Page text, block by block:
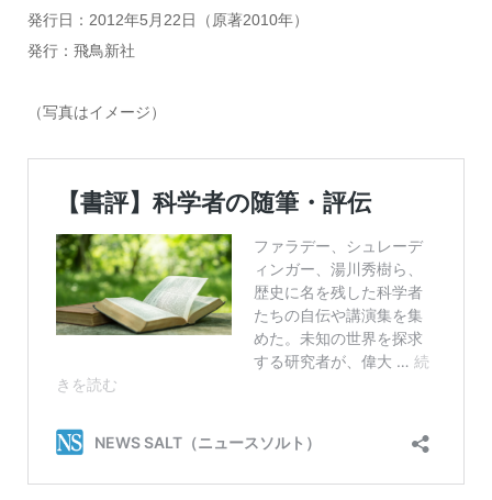
発行日：2012年5月22日（原著2010年）
発行：飛鳥新社
（写真はイメージ）